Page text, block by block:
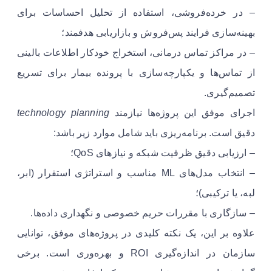
– در خرده‌فروشی، استفاده از تحلیل احساسات برای
بهینه‌سازی فرایند پس‌فروش و بازاریابی هدفمند؛
– در مراکز تماس درمانی، استخراج خودکار اطلاعات بالینی
از تماس‌ها و یکپارچه‌سازی با پرونده بیمار برای تسریع
تصمیم‌گیری.
اجرای موفق این پروژه‌ها نیازمند technology planning
دقیق است. برنامه‌ریزی باید شامل موارد زیر باشد:
– ارزیابی دقیق ظرفیت شبکه و نیازهای QoS؛
– انتخاب مدل‌های ML مناسب و استراتژی استقرار (ابر،
لبه، یا ترکیبی)؛
– سازگاری با مقررات حریم خصوصی و نگهداری داده‌ها.
علاوه بر این، یک نکته کلیدی در پروژه‌های موفق، توانایی
سازمان در اندازه‌گیری ROI و بهره‌وری است. برخی